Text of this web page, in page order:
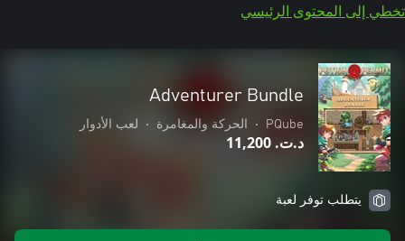
تخطي إلى المحتوى الرئيسي
Adventurer Bundle
PQube
• الحركة والمغامرة • لعب الأدوار
د.ت.‏ 11,200
يتطلب توفر لعبة